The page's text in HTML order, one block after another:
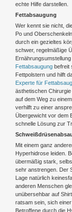
echte Hilfe darstellen.
Fettabsaugung
Wer kennt sie nicht,
Po und
durch ein gezieltes
schwer, regelmäßige
Fettabsaugung befreit
Fettpolstern und hilft
Experte für
ästhetischen
auf dem Weg zu
verhilft zu einer
Übergewicht vor dem
schnelle Lösung zur
Mit einem ganz
Hyperhidrose leiden.
übermäßig stark,
sehr anstrengen. Der
Lage natürlich
anderen Menschen
unübersehbar auf
ratsam sein, sich einer
Betroffene durch die